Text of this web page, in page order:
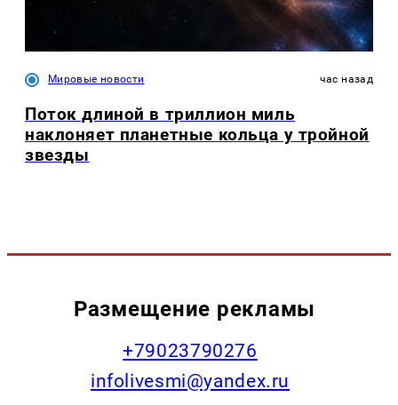
Мировые новости час назад
Поток длиной в триллион миль
наклоняет планетные кольца у тройной
звезды
Размещение рекламы
+79023790276
infolivesmi@yandex.ru